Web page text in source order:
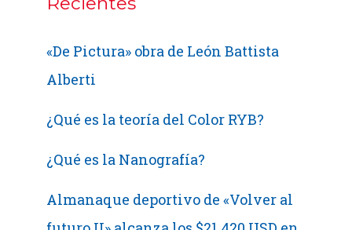
«De Pictura» obra de León Battista
Alberti
¿Qué es la teoría del Color RYB?
¿Qué es la Nanografía?
Almanaque deportivo de «Volver al